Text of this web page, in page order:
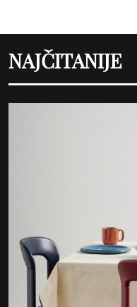
NAJČITANIJE